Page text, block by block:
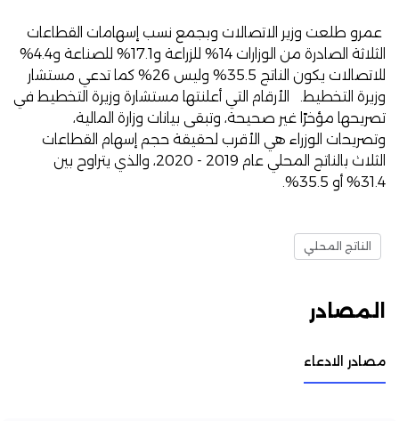
عمرو طلعت وزير الاتصالات وبجمع نسب إسهامات القطاعات
الثلاثة الصادرة من الوزارات 14% للزراعة و17.1% للصناعة و4.4%
للاتصالات يكون الناتج 35.5% وليس 26% كما تدعي مستشار
وزيرة التخطيط. الأرقام التي أعلنتها مستشارة وزيرة التخطيط في
تصريحها مؤخرًا غير صحيحة، وتبقى بيانات وزارة المالية،
وتصريحات الوزراء هي الأقرب لحقيقة حجم إسهام القطاعات
الثلاث بالناتج المحلي عام 2019 - 2020، والذي يتراوح بين
31.4% أو 35.5%.
الناتج المحلي
المصادر
مصادر الادعاء